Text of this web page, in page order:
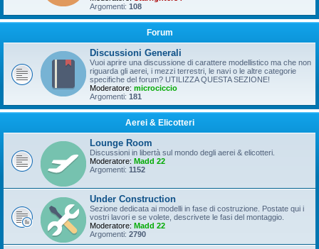
Argomenti: 108
Forum
Discussioni Generali
Vuoi aprire una discussione di carattere modellistico ma che non
riguarda gli aerei, i mezzi terrestri, le navi o le altre categorie
specifiche del forum? UTILIZZA QUESTA SEZIONE!
Moderatore: microciccio
Argomenti: 181
Aerei & Elicotteri
Lounge Room
Discussioni in libertà sul mondo degli aerei & elicotteri.
Moderatore: Madd 22
Argomenti: 1152
Under Construction
Sezione dedicata ai modelli in fase di costruzione. Postate qui i
vostri lavori e se volete, descrivete le fasi del montaggio.
Moderatore: Madd 22
Argomenti: 2790